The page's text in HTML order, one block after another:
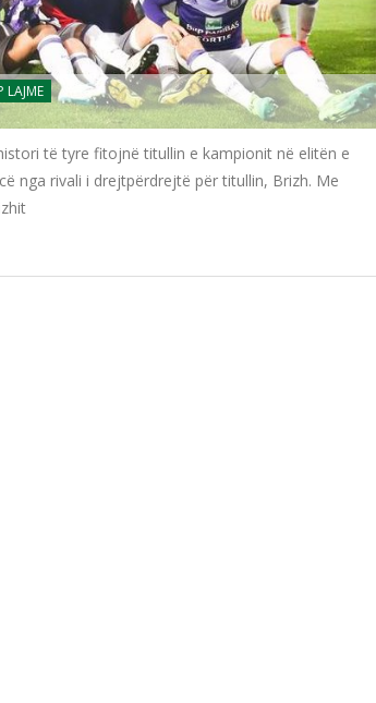
LAJME
të tyre fitojnë titullin e kampionit në elitën e
nga rivali i drejtpërdrejtë për titullin, Brizh. Me